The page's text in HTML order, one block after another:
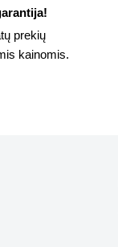
prekių
kainomis.